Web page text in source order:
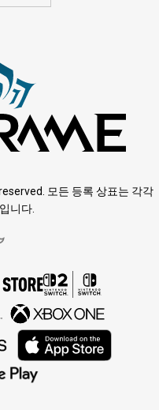
모든 등록 상표는 각각
니다.